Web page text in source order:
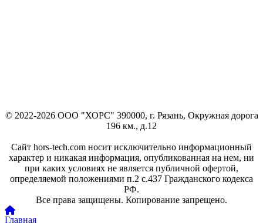
© 2022-2026 ООО "ХОРС" 390000, г. Рязань, Окружная дорога
196 км., д.12
Сайт hors-tech.com носит исключительно информационный
характер и никакая информация, опубликованная на нем, ни
при каких условиях не является публичной офертой,
определяемой положениями п.2 с.437 Гражданского кодекса
РФ.
Все права защищены. Копирование запрещено.
Главная